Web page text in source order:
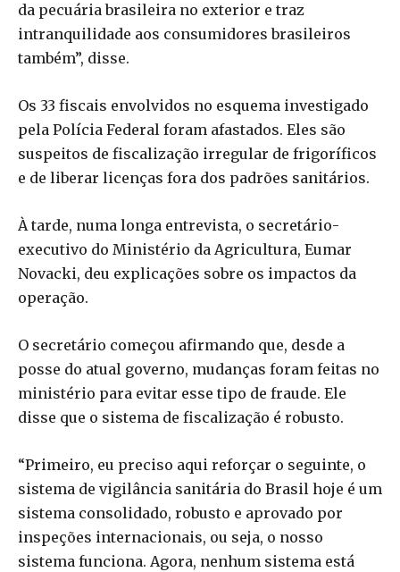
da pecuária brasileira no exterior e traz
intranquilidade aos consumidores brasileiros
também”, disse.
Os 33 fiscais envolvidos no esquema investigado
pela Polícia Federal foram afastados. Eles são
suspeitos de fiscalização irregular de frigoríficos
e de liberar licenças fora dos padrões sanitários.
À tarde, numa longa entrevista, o secretário-
executivo do Ministério da Agricultura, Eumar
Novacki, deu explicações sobre os impactos da
operação.
O secretário começou afirmando que, desde a
posse do atual governo, mudanças foram feitas no
ministério para evitar esse tipo de fraude. Ele
disse que o sistema de fiscalização é robusto.
“Primeiro, eu preciso aqui reforçar o seguinte, o
sistema de vigilância sanitária do Brasil hoje é um
sistema consolidado, robusto e aprovado por
inspeções internacionais, ou seja, o nosso
sistema funciona. Agora, nenhum sistema está